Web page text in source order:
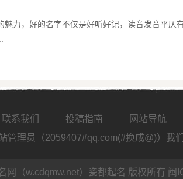
力，好的名字不仅是好听好记，读音发音平仄有
联系我们 投稿指南
网站导航
理员（2059407#qq.com(#换成@)）我
（w.cdqmw.net） 瓷都起名 版权所有 闽